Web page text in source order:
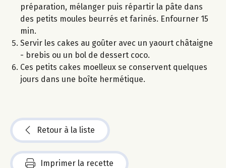
préparation, mélanger puis répartir la pâte dans
des petits moules beurrés et farinés. Enfourner 15
min.
Servir les cakes au goûter avec un yaourt châtaigne
- brebis ou un bol de dessert coco.
Ces petits cakes moelleux se conservent quelques
jours dans une boîte hermétique.
Retour à la liste
Imprimer la recette